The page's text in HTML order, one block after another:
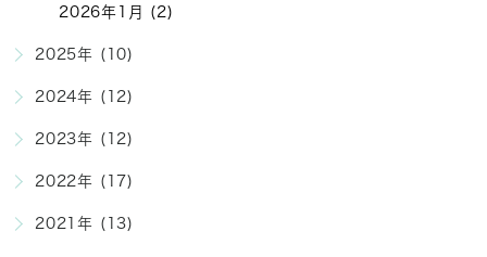
2026年1月 (2)
2025年 (10)
2024年 (12)
2023年 (12)
2022年 (17)
2021年 (13)